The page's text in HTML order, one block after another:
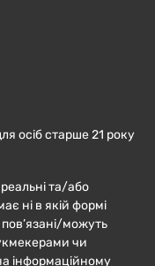
осіб старше 21 року
та/або
ні в якій формі
можуть
чи
інформаційному